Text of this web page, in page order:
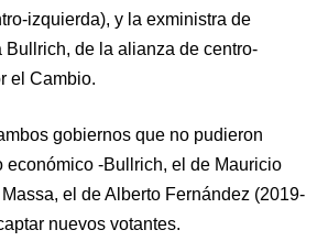
izquierda), y la exministra de
Bullrich, de la alianza de centro-
el Cambio.
gobiernos que no pudieron
económico -Bullrich, el de Mauricio
el de Alberto Fernández (2019-
nuevos votantes.